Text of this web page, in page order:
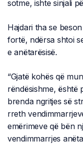
sotme, ishte sinjali
Hajdari tha se
fortë, ndërsa shtoi
e anëtarësisë.
“Gjatë kohës që
rëndësishme, është
brenda ngritjes së
rreth
emërimeve që bën
vendimmarrjes